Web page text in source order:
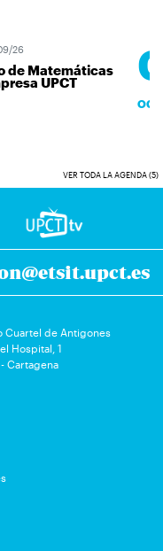
26
de Matemáticas
UPCT
OCT.
VER TODA LA AGENDA (5)
Cuartel de Antigones
Hospital, 1
Cartagena